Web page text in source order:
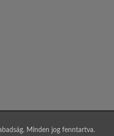
Minden jog fenntartva.